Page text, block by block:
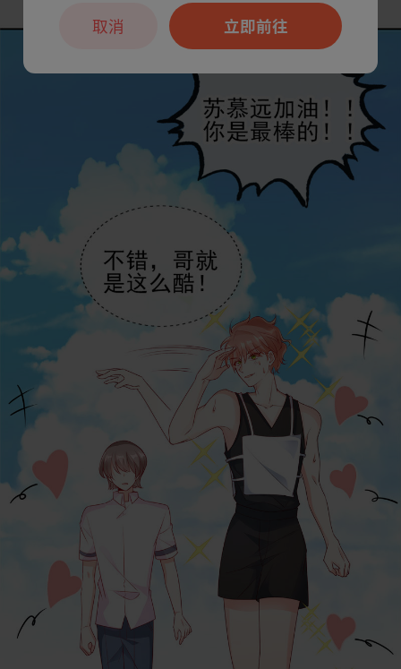
立即前往
取消